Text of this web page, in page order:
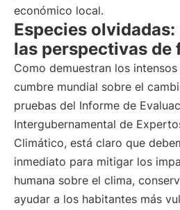
económico local.
Especies
las perspectivas de
Como demuestran los
cumbre mundial sobre el
pruebas del Informe de
Intergubernamental de
Climático, está claro que
inmediato para mitigar los
humana sobre el clima,
ayudar a los habitantes más